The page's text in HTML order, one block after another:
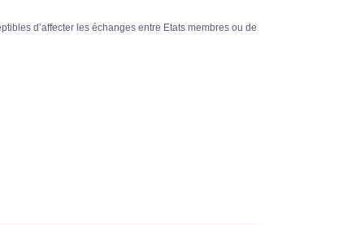
d’affecter les échanges entre Etats membres ou de